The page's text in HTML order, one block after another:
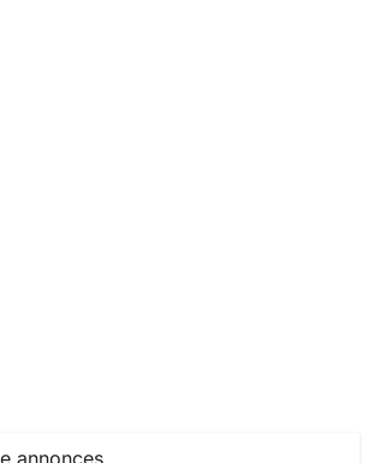
annonces